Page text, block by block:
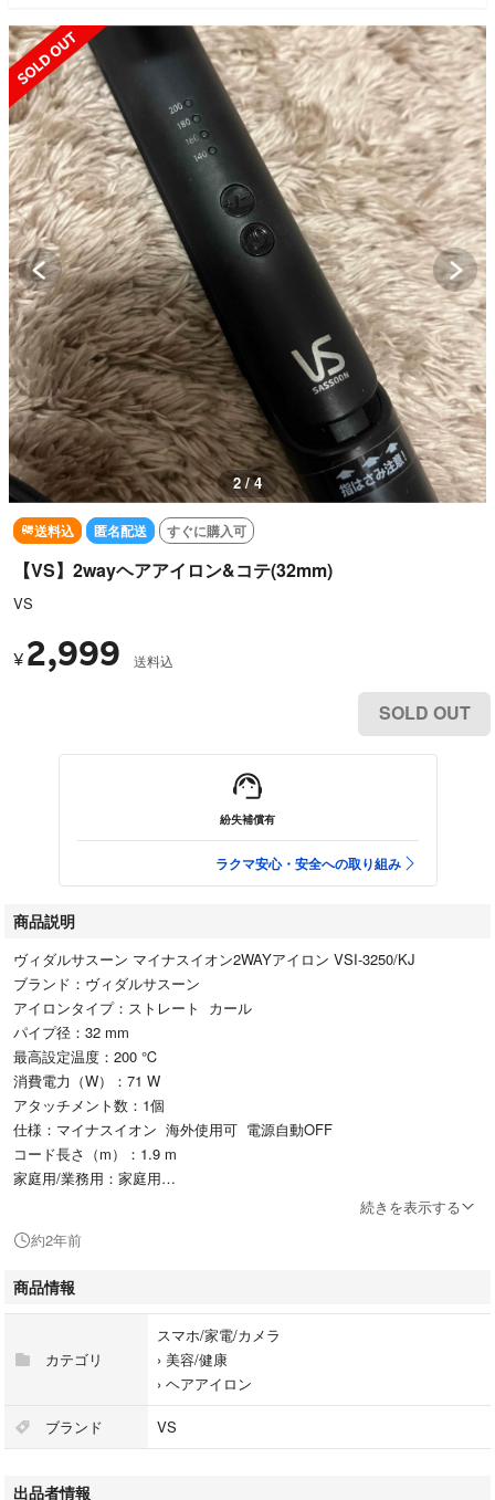
SOLD OUT
2 / 4
送料込 匿名配送 すぐに購入可
【VS】2wayヘアアイロン&コテ(32mm)
VS
¥ 2,999 送料込
SOLD OUT
紛失補償有
ラクマ安心・安全への取り組み
商品説明
ヴィダルサスーン マイナスイオン2WAYアイロン VSI-3250/KJ
ブランド：ヴィダルサスーン
アイロンタイプ：ストレート カール
パイプ径：32 mm
最高設定温度：200 ℃
消費電力（W）：71 W
アタッチメント数：1個
仕様：マイナスイオン 海外使用可 電源自動OFF
コード長さ（m）：1.9 m
家庭用/業務用：家庭用
状態・・・目立った汚れや傷なし
問題なく使用できます！
※外箱や説明書等なし
プチプチに包み、頑丈に梱包してお送りします。
状態・・・目立った汚れや傷なし
問題なく使用できます！
※外箱や説明書等なし
続きを表示する
約2年前
商品情報
カテゴリ
スマホ/家電/カメラ
› 美容/健康
› ヘアアイロン
ブランド VS
出品者情報